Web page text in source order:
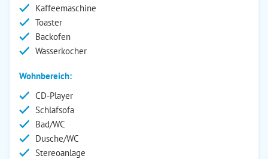
Kaffeemaschine
Toaster
Backofen
Wasserkocher
Wohnbereich:
CD-Player
Schlafsofa
Bad/WC
Dusche/WC
Stereoanlage